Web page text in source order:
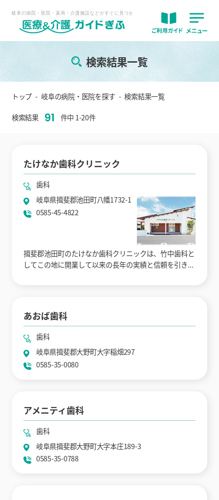
検索結果一覧
トップ 岐阜の病院・医院を探す 検索結果一覧
検索結果 91 件中 1-20件
たけなか歯科クリニック
歯科
岐阜県揖斐郡池田町八幡1732-1
0585-45-4822
揖斐郡池田町のたけなか歯科クリニックは、竹中歯科と
してこの地に開業して以来の長年の実績と信頼を引き...
あおば歯科
歯科
岐阜県揖斐郡大野町大字稲畑297
0585-35-0080
アメニティ歯科
歯科
岐阜県揖斐郡大野町大字本庄189-3
0585-35-0788